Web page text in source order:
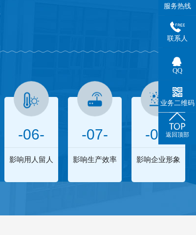
-06-
影响用人留人
-07-
影响生产效率
-08-
影响企业形象
服务热线
联系人
QQ
业务二维码
返回顶部